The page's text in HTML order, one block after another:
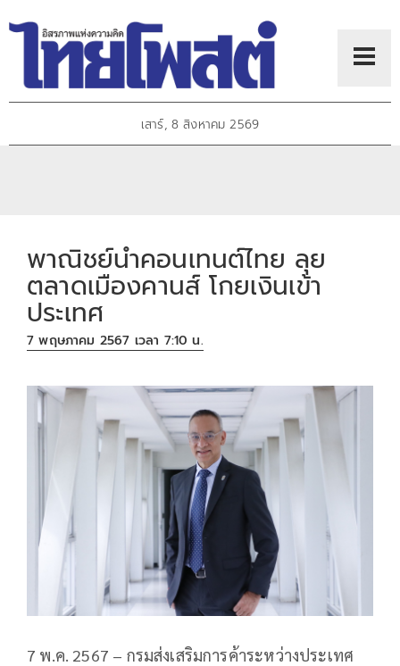
เสาร์, 8 สิงหาคม 2569
พาณิชย์นำคอนเทนต์ไทย ลุย
ตลาดเมืองคานส์ โกยเงินเข้า
ประเทศ
7 พฤษภาคม 2567 เวลา 7:10 น.
7 พ.ค. 2567 – กรมส่งเสริมการค้าระหว่างประเทศ